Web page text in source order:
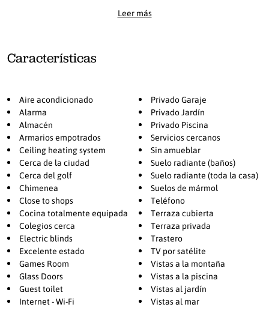
mejores comodidades. El jardín es maduro y tiene una amplia zona
La propiedad tiene volumen edificable disponible para ampliar
otros 450m2 y se podría también construir otra planta donde
disfrutaría de increíbles vistas al mar. ¡No deje pasar esta
oportunidad única en El Paraíso con posibilidad de ir andando al
centro comercial donde encontramos todo tipo de facilidades
como restaurantes, supermercados, gimnasio y farmacia entre
otros muchos más.
Leer más
Características
Aire acondicionado
Alarma
Almacén
Armarios empotrados
Ceiling heating system
Cerca de la ciudad
Cerca del golf
Chimenea
Close to shops
Cocina totalmente equipada
Colegios cerca
Electric blinds
Excelente estado
Games Room
Glass Doors
Guest toilet
Internet - Wi-Fi
Privado Garaje
Privado Jardín
Privado Piscina
Servicios cercanos
Sin amueblar
Suelo radiante (baños)
Suelo radiante (toda la casa)
Suelos de mármol
Teléfono
Terraza cubierta
Terraza privada
Trastero
TV por satélite
Vistas a la montaña
Vistas a la piscina
Vistas al jardín
Vistas al mar